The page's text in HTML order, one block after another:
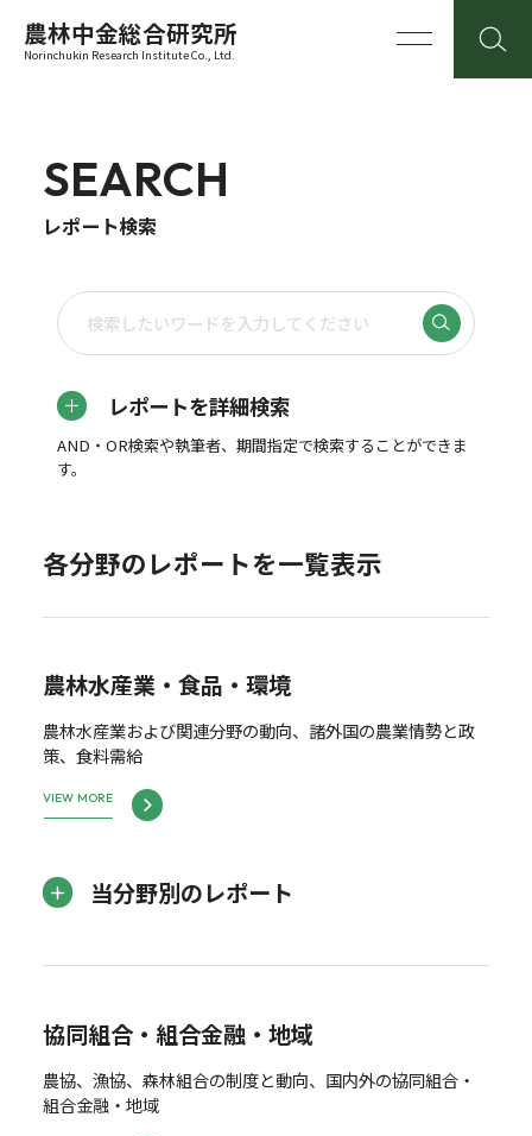
農林中金総合研究所
Norinchukin Research Institute Co., Ltd.
SEARCH
レポート検索
レポートを詳細検索
AND・OR検索や執筆者、期間指定で検索することができま
す。
各分野のレポートを一覧表示
農林水産業・食品・環境
農林水産業および関連分野の動向、諸外国の農業情勢と政
策、食料需給
VIEW MORE
当分野別のレポート
協同組合・組合金融・地域
農協、漁協、森林組合の制度と動向、国内外の協同組合・
組合金融・地域